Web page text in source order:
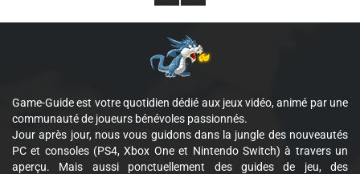
Game-Guide est votre quotidien dédié aux jeux vidéo, animé par une
communauté de joueurs bénévoles passionnés.
Jour après jour, nous vous guidons dans la jungle des nouveautés
PC et consoles (PS4, Xbox One et Nintendo Switch) à travers un
aperçu. Mais aussi ponctuellement des guides de jeu, des